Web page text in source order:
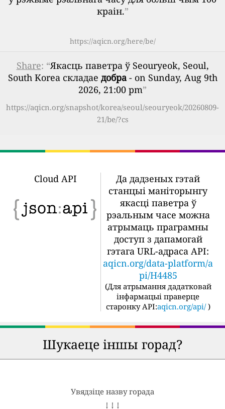
краін.”
https://aqicn.org/here/be/
Share: “Якасць паветра ў Seouryeok, Seoul,
South Korea складае добра- on Sunday, Aug 9th
2026, 21:00 pm”
https://aqicn.org/snapshot/korea/seoul/seouryeok/20260809-
21/be/?cs
Cloud API
Да дадзеных гэтай
станцыі маніторынгу
якасці паветра ў
рэальным часе можна
атрымаць праграмны
доступ з дапамогай
гэтага URL-адраса API:
aqicn.org/data-platform/a
pi/H4485
(Для атрымання дадатковай
інфармацыі праверце
старонку API:aqicn.org/api/ )
Шукаеце іншы горад?
Увядзіце назву горада
↓ ↓ ↓